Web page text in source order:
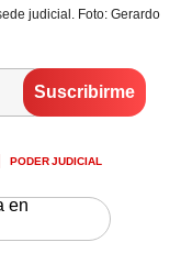
judicial. Foto: Gerardo
PODER JUDICIAL
en